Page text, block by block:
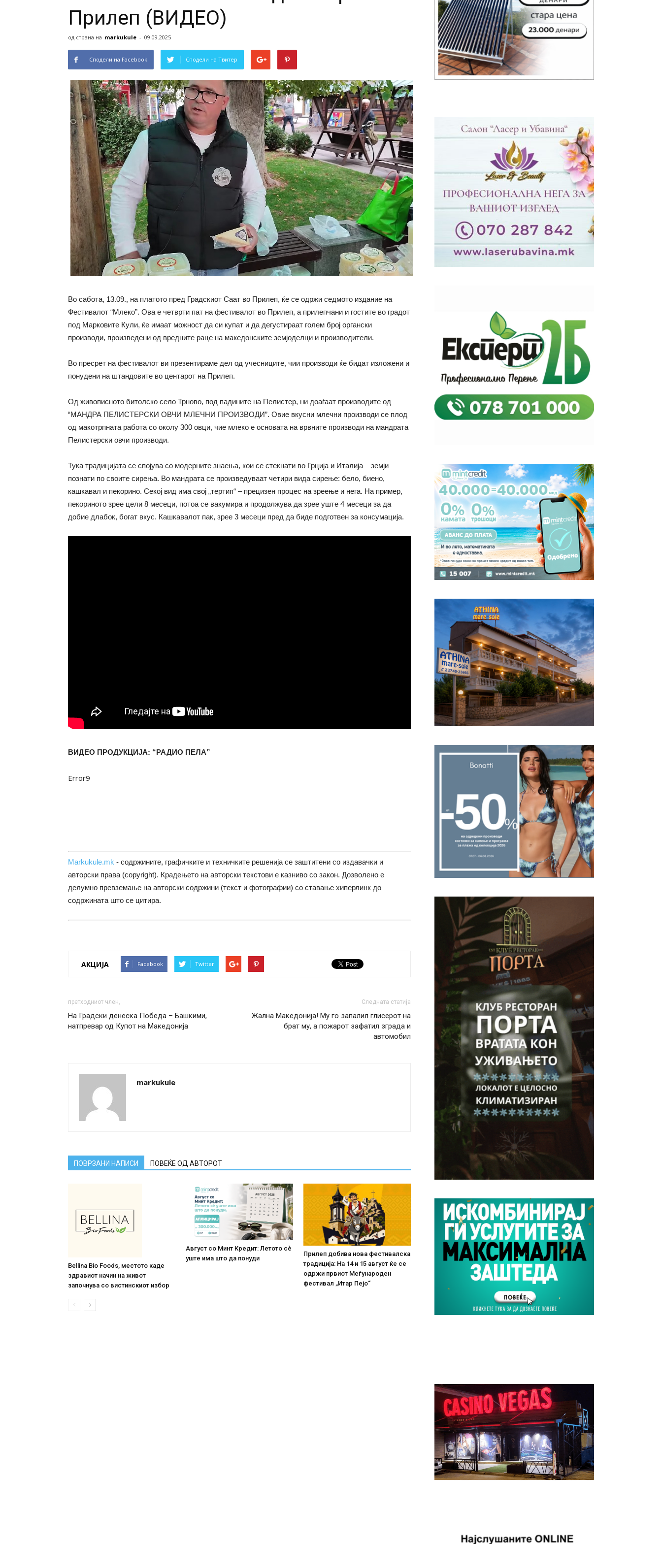
Прилеп (ВИДЕО)
од страна на markukule - 09.09.2025
Сподели на Facebook Сподели на Твитер
Во сабота, 13.09., на платото пред Градскиот Саат во Прилеп, ќе се одржи седмото издание на
Фестивалот “Mлеко”. Oва е четврти пат на фестивалот во Прилеп, а прилепчани и гостите во градот
под Марковите Кули, ќе имаат можност да си купат и да дегустираат голем број органски
производи, произведени од вредните раце на македонските земјоделци и производители.
Во пресрет на фестивалот ви презентираме дел од учесниците, чии производи ќе бидат изложени и
понудени на штандовите во центарот на Прилеп.
Од живописното битолско село Трново, под падините на Пелистер, ни доаѓаат производите од
“МАНДРА ПЕЛИСТЕРСКИ ОВЧИ МЛЕЧНИ ПРОИЗВОДИ”. Овие вкусни млечни производи се плод
од макотрпната работа со околу 300 овци, чие млеко е основата на врвните производи на мандрата
Пелистерски овчи производи.
Тука традицијата се спојува со модерните знаења, кои се стекнати во Грција и Италија – земји
познати по своите сирења. Во мандрата се произведуваат четири вида сирење: бело, биено,
кашкавал и пекорино. Секој вид има свој „тертип“ – прецизен процес на зреење и нега. На пример,
пекориното зрее цели 8 месеци, потоа се вакумира и продолжува да зрее уште 4 месеци за да
добие длабок, богат вкус. Кашкавалот пак, зрее 3 месеци пред да биде подготвен за консумација.
ВИДЕО ПРОДУКЦИЈА: “РАДИО ПЕЛА”
Error9
Markukule.mk - содржините, графичките и техничките решенија се заштитени со издавачки и
авторски права (copyright). Крадењето на авторски текстови е казниво со закон. Дозволено е
делумно превземање на авторски содржини (текст и фотографии) со ставање хиперлинк до
содржината што се цитира.
АКЦИЈА Facebook Twitter
претходниот член,
На Градски денеска Победа – Башкими,
натпревар од Купот на Македонија
Следната статија
Жална Македонија! Му го запалил глисерот на
брат му, а пожарот зафатил зграда и
автомобил
markukule
ПОВРЗАНИ НАПИСИ ПОВЕЌЕ ОД АВТОРОТ
Bellina Bio Foods, местото каде
здравиот начин на живот
започнува со вистинскиот избор
Август со Минт Кредит: Летото сè
уште има што да понуди
Прилеп добива нова фестивалска
традиција: На 14 и 15 август ќе се
одржи првиот Меѓународен
фестивал „Итар Пејо“